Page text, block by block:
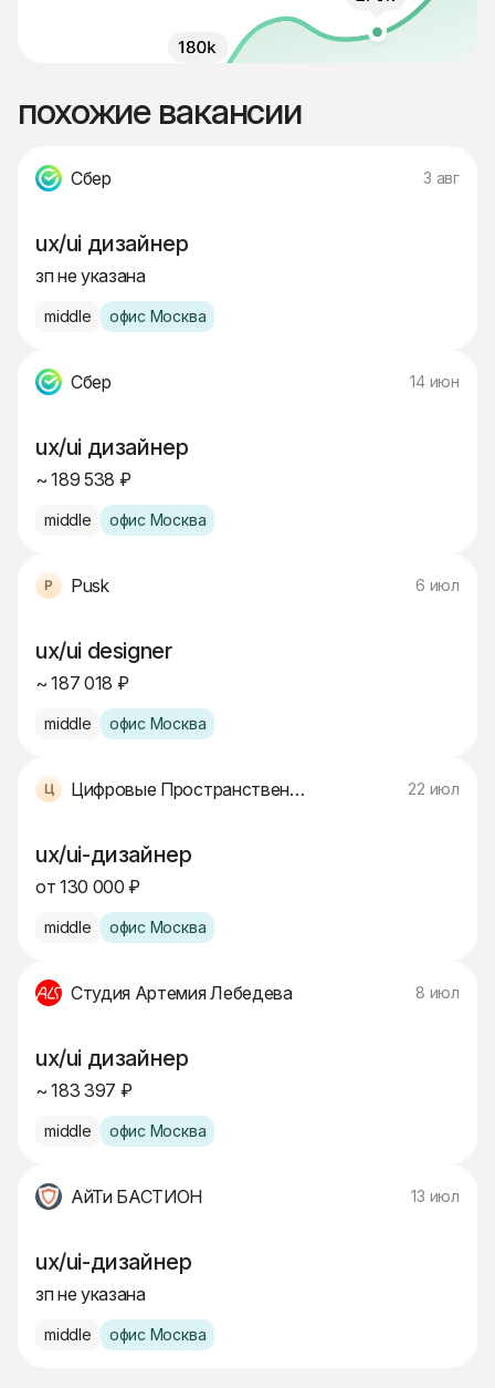
похожие вакансии
Сбер 3 авг
ux/ui дизайнер
зп не указана
middle офис Москва
Сбер 14 июн
ux/ui дизайнер
~ 189 538 ₽
middle офис Москва
Pusk 6 июл
ux/ui designer
~ 187 018 ₽
middle офис Москва
Цифровые Пространственные Технологии 22 июл
ux/ui-дизайнер
от 130 000 ₽
middle офис Москва
Студия Артемия Лебедева 8 июл
ux/ui дизайнер
~ 183 397 ₽
middle офис Москва
АйТи БАСТИОН 13 июл
ux/ui-дизайнер
зп не указана
middle офис Москва